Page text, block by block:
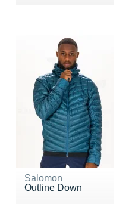
Salomon
Outline Down